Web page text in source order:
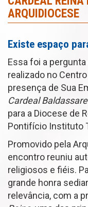
ARQUIDIOCESE
Existe espaço
Essa foi a
realizado no
presença de Sua
Cardeal
para a Diocese de
Pontifício Instituto
Promovido pela
encontro reuniu
religiosos e fiéis.
grande honra
relevância, com a